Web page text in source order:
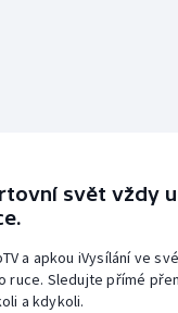
svět vždy u
a apkou iVysílání ve
ruce. Sledujte přímé
a kdykoli.